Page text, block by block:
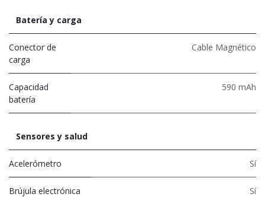
Batería y carga
Conector de
carga
Cable Magnético
Capacidad
batería
590 mAh
Sensores y salud
Acelerómetro Sí
Brújula electrónica Sí